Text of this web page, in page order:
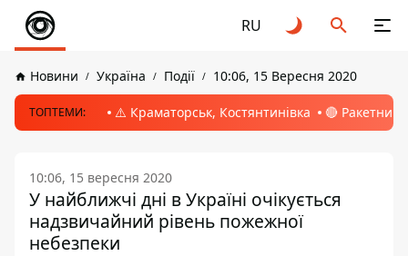
RU
Новини Україна Події 10:06, 15 Вересня 2020
ТОПТЕМИ: ⚠️ Краматорськ, Костянтинівка 🔴 Ракетний
10:06, 15 вересня 2020
У найближчі дні в Україні очікується
надзвичайний рівень пожежної
небезпеки